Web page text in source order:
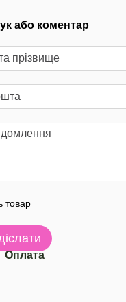
або коментар
товар
Оплата